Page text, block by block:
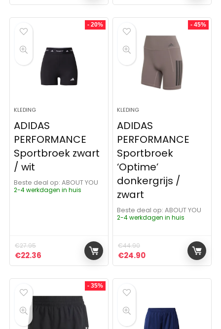
- 20%
KLEDING
ADIDAS
PERFORMANCE
Sportbroek zwart
/ wit
Beste deal op:
ABOUT YOU
2-4 werkdagen in huis
€27.95
Oorspronkelijke prijs was: €27.95.
€22.36 Huidige prijs is: €22.36.
- 45%
KLEDING
ADIDAS
PERFORMANCE
Sportbroek
‘Optime’
donkergrijs /
zwart
Beste deal op:
ABOUT YOU
2-4 werkdagen in huis
€44.90
Oorspronkelijke prijs
€24.90Huidige prijs is:
- 35%